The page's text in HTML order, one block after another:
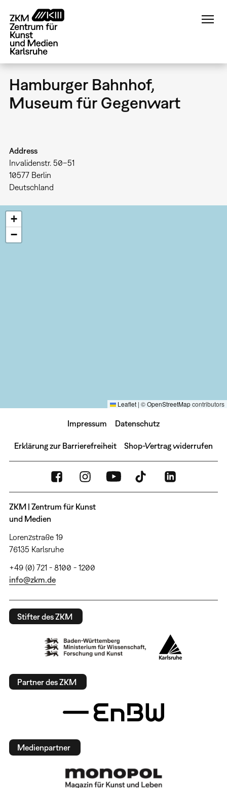
zum
Inhalt
Hamburger Bahnhof,
Museum für Gegenwart
Address
Invalidenstr. 50–51
10577 Berlin
Deutschland
+
−
Leaflet | ©OpenStreetMapcontributors
Impressum Datenschutz
Erklärung zur Barrierefreiheit Shop-Vertrag widerrufen
ZKM | Zentrum für Kunst
und Medien
Lorenzstraße 19
76135 Karlsruhe
+49 (0) 721 - 8100 - 1200
info@zkm.de
Stifter des ZKM
Partner des ZKM
Medienpartner